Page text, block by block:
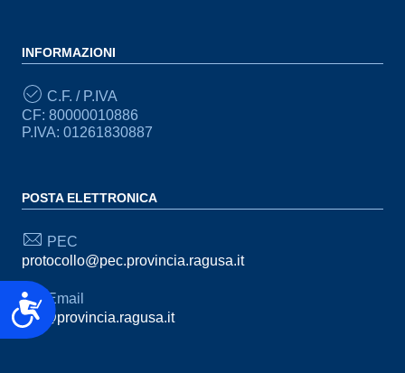
Accessibilità
INFORMAZIONI
C.F. / P.IVA
CF: 80000010886
P.IVA: 01261830887
POSTA ELETTRONICA
PEC
protocollo@pec.provincia.ragusa.it
Email
urp@provincia.ragusa.it